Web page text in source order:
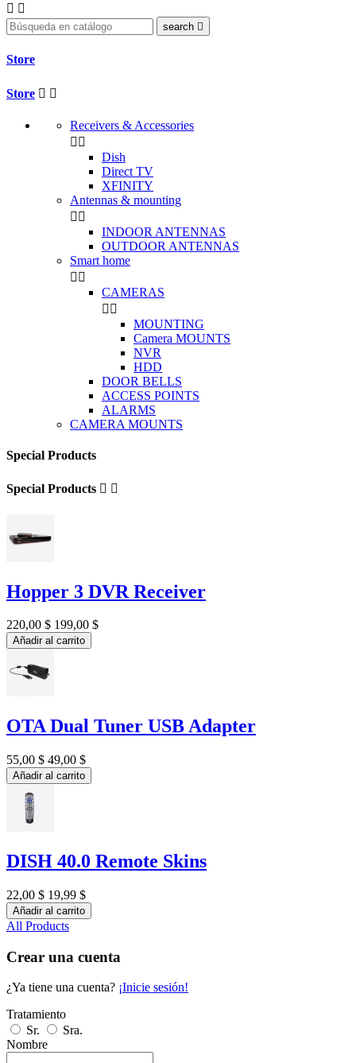
 
search 
Store
Store  
Receivers & Accessories
 
Dish
Direct TV
XFINITY
Antennas & mounting
 
INDOOR ANTENNAS
OUTDOOR ANTENNAS
Smart home
 
CAMERAS
 
MOUNTING
Camera MOUNTS
NVR
HDD
DOOR BELLS
ACCESS POINTS
ALARMS
CAMERA MOUNTS
Special Products
Special Products  
Hopper 3 DVR Receiver
220,00 $ 199,00 $
Añadir al carrito
OTA Dual Tuner USB Adapter
55,00 $ 49,00 $
Añadir al carrito
DISH 40.0 Remote Skins
22,00 $ 19,99 $
Añadir al carrito
All Products
Crear una cuenta
¿Ya tiene una cuenta? ¡Inicie sesión!
Tratamiento
Sr.
Sra.
Nombre